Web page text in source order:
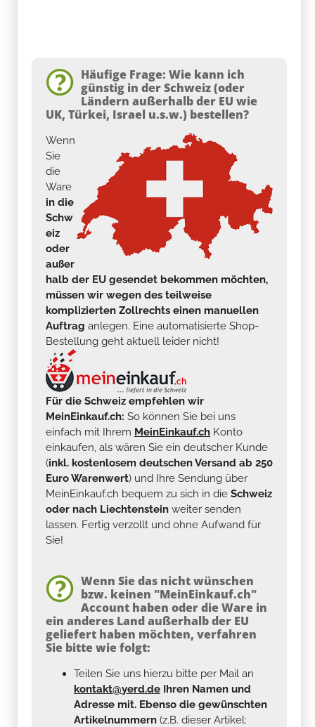
Häufige Frage: Wie kann ich
günstig in der Schweiz (oder
Ländern außerhalb der EU wie
UK, Türkei, Israel u.s.w.) bestellen?
Wenn
Sie
die
Ware
in die
Schw
eiz
oder
außer
halb der EU gesendet bekommen möchten,
müssen wir wegen des teilweise
komplizierten Zollrechts einen manuellen
Auftrag anlegen. Eine automatisierte Shop-
Bestellung geht aktuell leider nicht!
Für die Schweiz empfehlen wir
MeinEinkauf.ch: So können Sie bei uns
einfach mit Ihrem MeinEinkauf.ch Konto
einkaufen, als wären Sie ein deutscher Kunde
(inkl. kostenlosem deutschen Versand ab 250
Euro Warenwert) und Ihre Sendung über
MeinEinkauf.ch bequem zu sich in die Schweiz
oder nach Liechtenstein weiter senden
lassen. Fertig verzollt und ohne Aufwand für
Sie!
Wenn Sie das nicht wünschen
bzw. keinen "MeinEinkauf.ch"
Account haben oder die Ware in
ein anderes Land außerhalb der EU
geliefert haben möchten, verfahren
Sie bitte wie folgt:
Teilen Sie uns hierzu bitte per Mail an
kontakt@yerd.de Ihren Namen und
Adresse mit. Ebenso die gewünschten
Artikelnummern (z.B. dieser Artikel: